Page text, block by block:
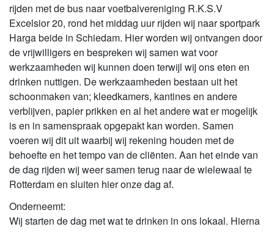
rijden met de bus naar voetbalvereniging R.K.S.V
Excelsior 20, rond het middag uur rijden wij naar sportpark
Harga beide in Schiedam. Hier worden wij ontvangen door
de vrijwilligers en bespreken wij samen wat voor
werkzaamheden wij kunnen doen terwijl wij ons eten en
drinken nuttigen. De werkzaamheden bestaan uit het
schoonmaken van; kleedkamers, kantines en andere
verblijven, papier prikken en al het andere wat er mogelijk
is en in samenspraak opgepakt kan worden. Samen
voeren wij dit uit waarbij wij rekening houden met de
behoefte en het tempo van de cliënten. Aan het einde van
de dag rijden wij weer samen terug naar de wielewaal te
Rotterdam en sluiten hier onze dag af.
Onderneemt:
Wij starten de dag met wat te drinken in ons lokaal. Hierna